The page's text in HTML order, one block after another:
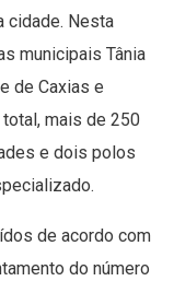
cidade. Nesta
municipais Tânia
de Caxias e
mais de 250
e dois polos
de acordo com
do número